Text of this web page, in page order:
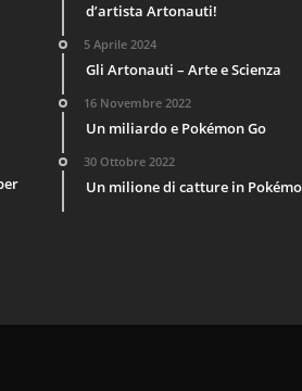
d’artista Artonauti!
5 Aprile 2024
Gli Artonauti – Arte e Scienza
16 Novembre 2022
Un miliardo e Pokémon Go
30 Ottobre 2022
Un milione di catture in